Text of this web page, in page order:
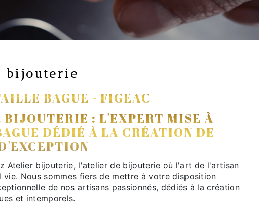
bijouterie
BAGUE - FIGEAC
: L'EXPERT MISE À
DÉDIÉ À LA CRÉATION DE
Atelier bijouterie, l'atelier de bijouterie où l'art de l'artisan
vie. Nous sommes fiers de mettre à votre disposition
de nos artisans passionnés, dédiés à la création
et intemporels.